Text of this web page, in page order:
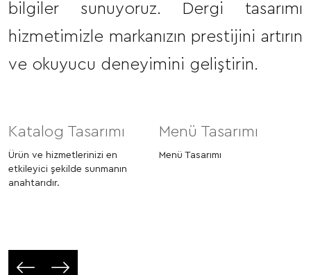
bilgiler sunuyoruz. Dergi tasarımı
hizmetimizle markanızın prestijini artırın
ve okuyucu deneyimini geliştirin.
Katalog Tasarımı
Ürün ve hizmetlerinizi en
etkileyici şekilde sunmanın
anahtarıdır.
Menü Tasarımı
Menü Tasarımı